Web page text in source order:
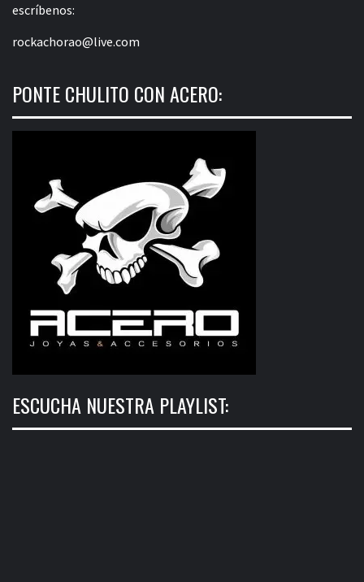
escríbenos:
rockachorao@live.com
PONTE CHULITO CON ACERO:
ESCUCHA NUESTRA PLAYLIST: